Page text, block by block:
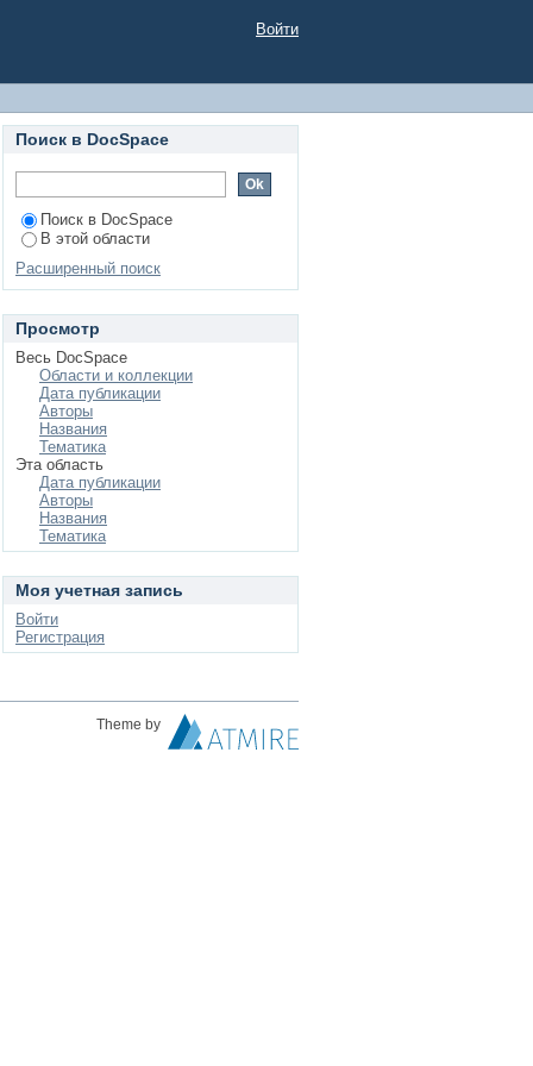
Войти
Поиск в DocSpace
Поиск в DocSpace
В этой области
Расширенный поиск
Просмотр
Весь DocSpace
Области и коллекции
Дата публикации
Авторы
Названия
Тематика
Эта область
Дата публикации
Авторы
Названия
Тематика
Моя учетная запись
Войти
Регистрация
Theme by